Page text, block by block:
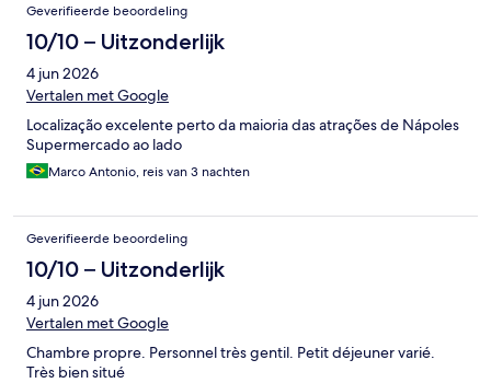
Geverifieerde beoordeling
10/10 – Uitzonderlijk
4 jun 2026
Vertalen met Google
Localização excelente perto da maioria das atrações de Nápoles
Supermercado ao lado
Marco Antonio, reis van 3 nachten
Geverifieerde beoordeling
10/10 – Uitzonderlijk
4 jun 2026
Vertalen met Google
Chambre propre. Personnel très gentil. Petit déjeuner varié.
Très bien situé